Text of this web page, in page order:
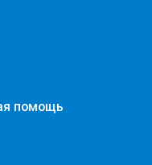
помощь